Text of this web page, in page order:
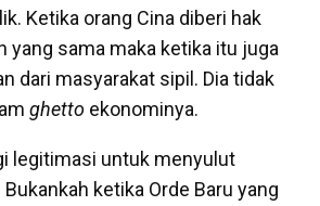
Ketika orang Cina diberi hak
yang sama maka ketika itu juga
dari masyarakat sipil. Dia tidak
ghetto ekonominya.
legitimasi untuk menyulut
ketika Orde Baru yang